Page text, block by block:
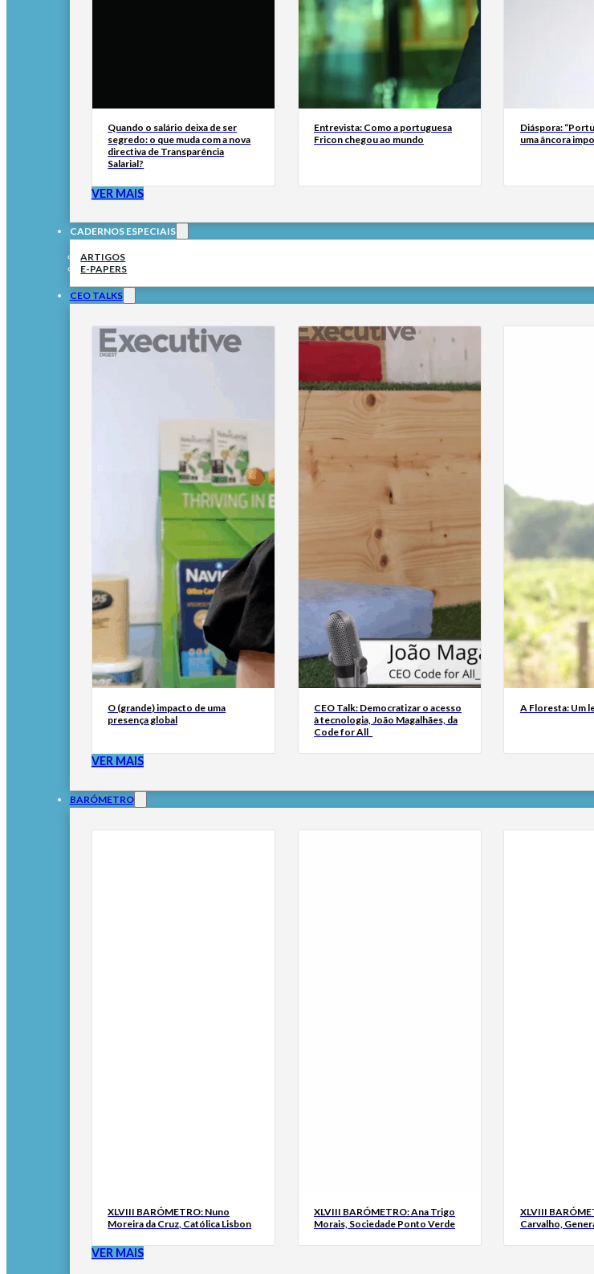
Quando o salário deixa de ser
segredo: o que muda com a nova
directiva de Transparência
Salarial?
Entrevista: Como a portuguesa
Fricon chegou ao mundo
Diáspora:
uma âncora
VER MAIS
CADERNOS ESPECIAIS
ARTIGOS
E-PAPERS
CEO TALKS
O (grande) impacto de uma
presença global
CEO Talk: Democratizar o acesso
à tecnologia, João Magalhães, da
Code for All_
A Floresta: Um
VER MAIS
BARÓMETRO
XLVIII BARÓMETRO: Nuno
Moreira da Cruz, Católica Lisbon
XLVIII BARÓMETRO: Ana Trigo
Morais, Sociedade Ponto Verde
XLVIII
Carvalho,
VER MAIS